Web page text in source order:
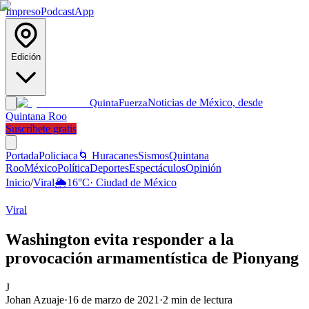
ImpresoPodcastApp
Edición
QuintaFuerzaNoticias de México, desde
Quintana Roo
Suscríbete gratis
PortadaPoliciaca 🌀 HuracanesSismosQuintana
RooMéxicoPolíticaDeportesEspectáculosOpinión
Inicio/Viral🌦️16°C· Ciudad de México
Viral
Washington evita responder a la
provocación armamentística de Pionyang
J
Johan Azuaje·16 de marzo de 2021 ·2 min de lectura